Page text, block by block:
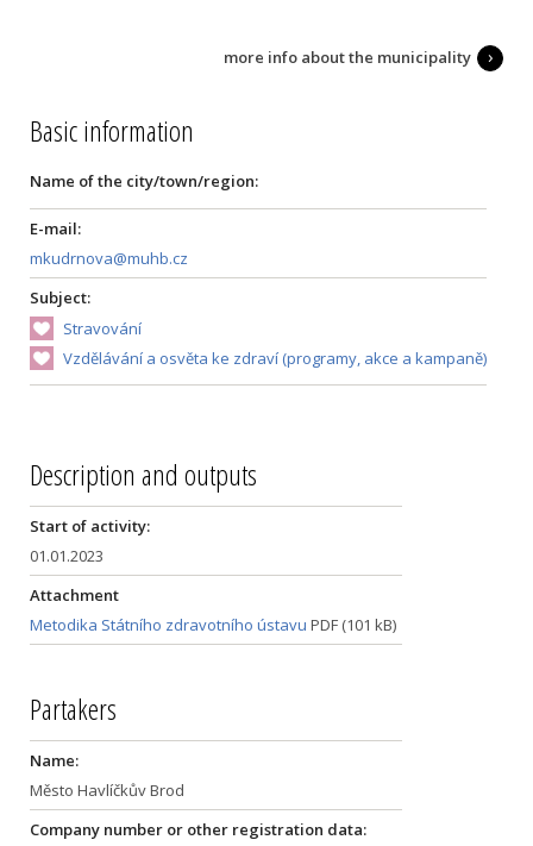
more info about the municipality
Basic information
Name of the city/town/region:
E-mail:
mkudrnova@muhb.cz
Subject:
Stravování
Vzdělávání a osvěta ke zdraví (programy, akce a kampaně)
Description and outputs
Start of activity:
01.01.2023
Attachment
Metodika Státního zdravotního ústavu PDF (101 kB)
Partakers
Name:
Město Havlíčkův Brod
Company number or other registration data: